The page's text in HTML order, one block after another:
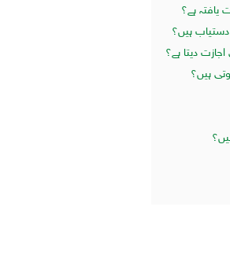
یافتہ ہے؟
ہیں؟
دیتا ہے؟
ہیں؟